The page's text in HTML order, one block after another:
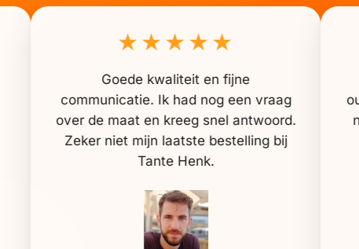
★★★★★
Goede kwaliteit en fijne
communicatie. Ik had nog een vraag
over de maat en kreeg snel antwoord.
Zeker niet mijn laatste bestelling bij
Tante Henk.